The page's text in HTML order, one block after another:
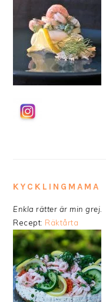
KYCKLINGMAMA
Enkla rätter är min grej.
Recept: Räktårta